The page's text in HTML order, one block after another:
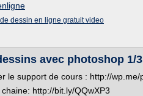
dessin en ligne gratuit video
avec photoshop 1/3
le support de cours : http://wp.me/
http://bit.ly/QQwXP3